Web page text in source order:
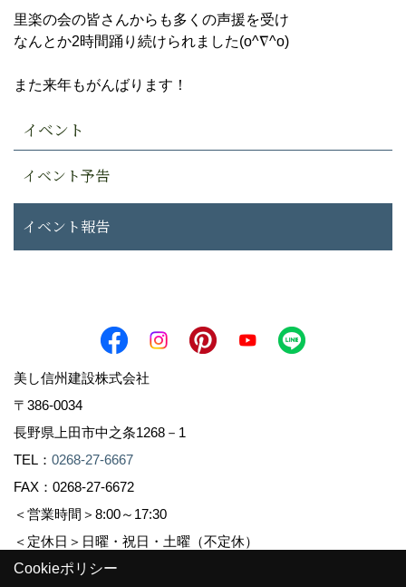
里楽の会の皆さんからも多くの声援を受け
なんとか2時間踊り続けられました(o^∇^o)
また来年もがんばります！
イベント
イベント予告
イベント報告
美し信州建設株式会社
〒386-0034
長野県上田市中之条1268－1
TEL： 0268-27-6667
FAX：0268-27-6672
＜営業時間＞8:00～17:30
＜定休日＞日曜・祝日・土曜（不定休）
Cookieポリシー